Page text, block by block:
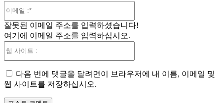
일
잘못된 이메일 주소를 입력하셨습니다!
여기에 이메일 주소를 입력하십시오.
트
다음 번에 댓글을 달려면이 브라우저에 내 이름, 이메일 및
웹 사이트를 저장하십시오.